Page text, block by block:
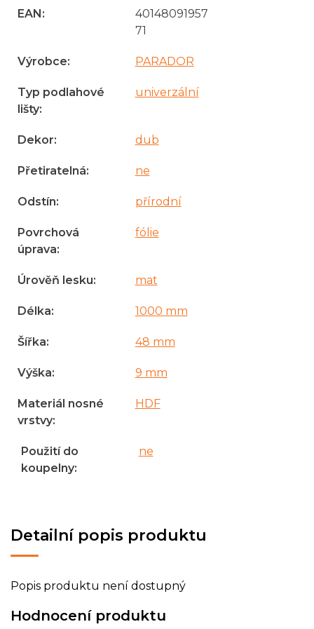
Detailní popis produktu
Popis produktu není dostupný
EAN:
40148091957
71
Výrobce: PARADOR
Typ podlahové
lišty:
univerzální
Dekor: dub
Přetiratelná: ne
Odstín: přírodní
Povrchová
úprava:
fólie
Úrověň lesku: mat
Délka: 1000 mm
Šířka: 48 mm
Výška: 9 mm
Materiál nosné
vrstvy:
HDF
Použití do
koupelny:
ne
Hodnocení produktu